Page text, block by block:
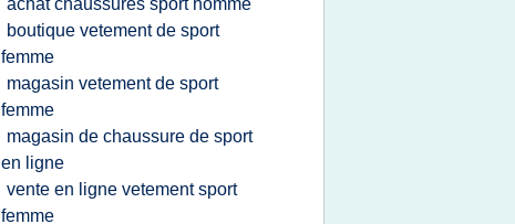
achat chaussures sport homme
boutique vetement de sport
femme
magasin vetement de sport
femme
magasin de chaussure de sport
en ligne
vente en ligne vetement sport
femme